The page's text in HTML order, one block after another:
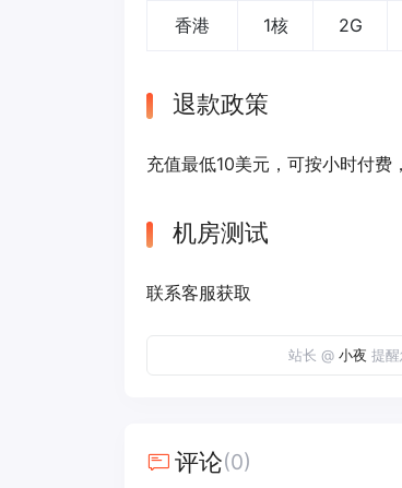
香港 1核 2G
退款政策
充值最低10美元，可按小时付费
机房测试
联系客服获取
站长 @ 小夜 提
评论(0)